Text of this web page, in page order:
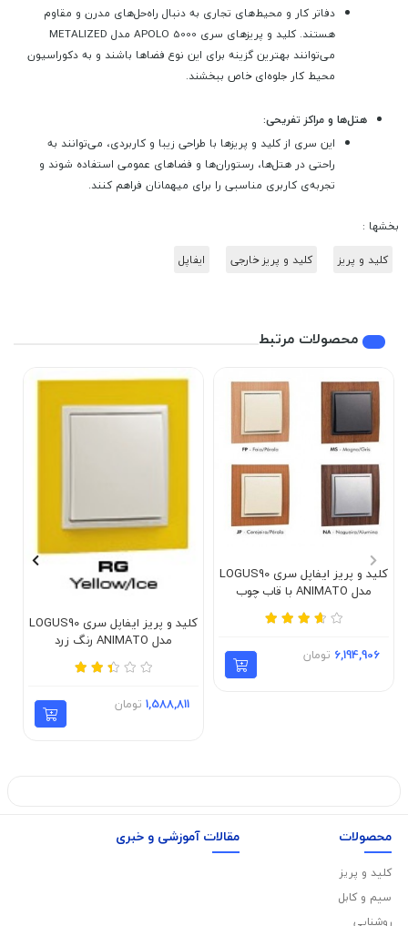
دفاتر کار و محیط‌های تجاری به دنبال راه‌حل‌های مدرن و مقاوم
هستند. کلید و پریزهای سری APOLO 5000 مدل METALIZED
می‌توانند بهترین گزینه برای این نوع فضاها باشند و به دکوراسیون
محیط کار جلوه‌ای خاص ببخشند.
هتل‌ها و مراکز تفریحی:
این سری از کلید و پریزها با طراحی زیبا و کاربردی، می‌توانند به
راحتی در هتل‌ها، رستوران‌ها و فضاهای عمومی استفاده شوند و
تجربه‌ی کاربری مناسبی را برای میهمانان فراهم کنند.
بخشها :
کلید و پریز
کلید و پریز خارجی ایفاپل
محصولات مرتبط
کلید و پریز ایفاپل سری LOGUS90
مدل ANIMATO با قاب چوب
طبیعی
6,194,906 تومان
کلید و پریز ایفاپل سری LOGUS90
مدل ANIMATO رنگ زرد
1,588,811 تومان
محصولات
کلید و پریز
سیم و کابل
روشنایی
مقالات آموزشی و خبری